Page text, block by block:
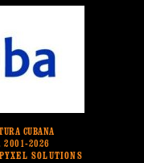
CUBANA
2001-2026
SOLUTIONS